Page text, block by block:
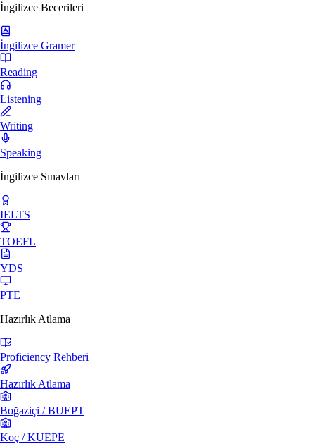
İngilizce Becerileri
İngilizce Gramer
Reading
Listening
Writing
Speaking
İngilizce Sınavları
IELTS
TOEFL
YDS
PTE
Hazırlık Atlama
Proficiency Rehberi
Hazırlık Atlama
Boğaziçi / BUEPT
Koç / KUEPE